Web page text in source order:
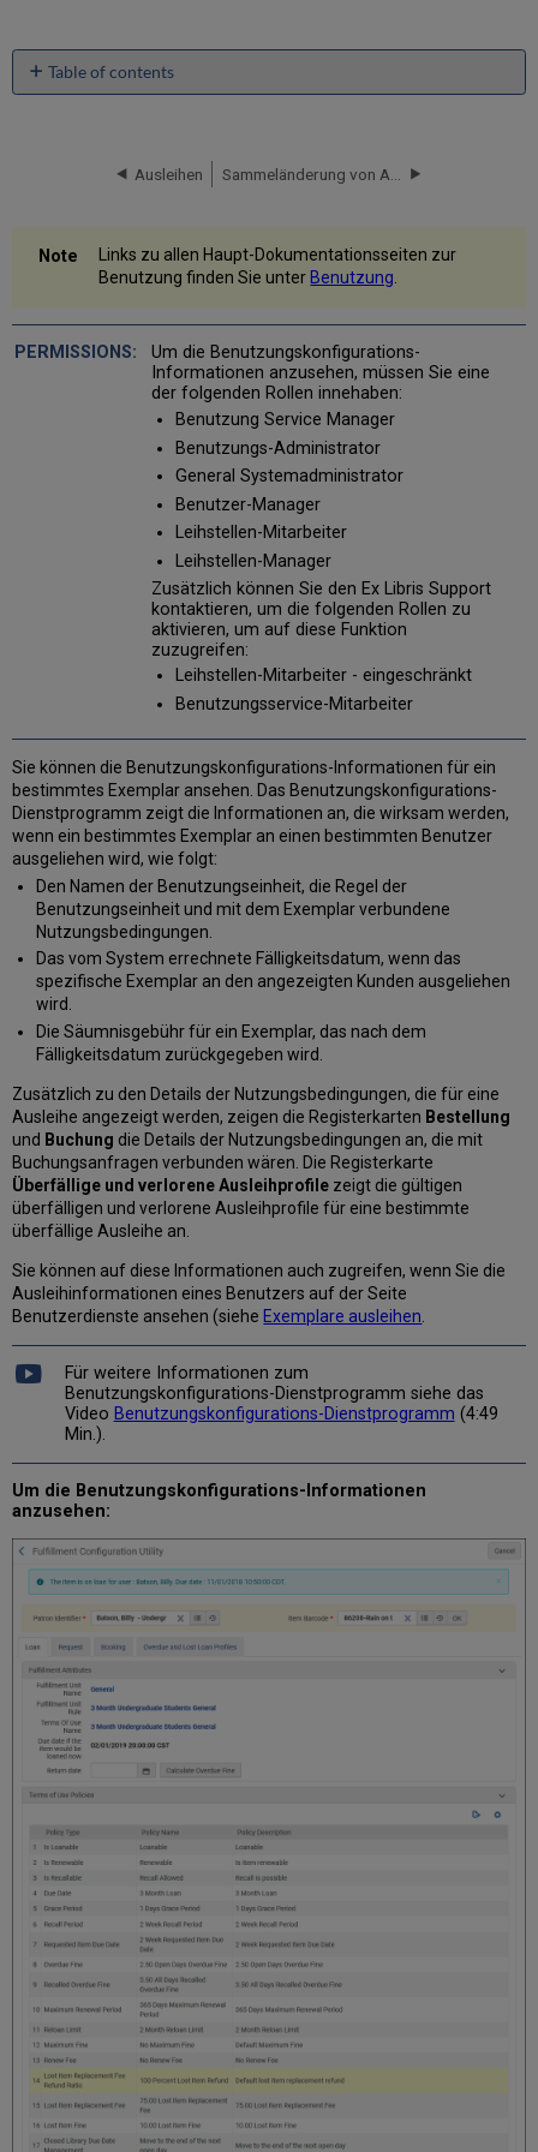
Table of contents
No
Ausleihen
Links zu allen Haupt-Dokumentationsseiten zur
Benutzung finden Sie unter Benutzung.
Um die Benutzungskonfigurations-
Informationen anzusehen, müssen Sie eine
der folgenden Rollen innehaben:
Benutzung Service Manager
Benutzungs-Administrator
General Systemadministrator
Benutzer-Manager
Leihstellen-Mitarbeiter
Leihstellen-Manager
Zusätzlich können Sie den Ex Libris Support
kontaktieren, um die folgenden Rollen zu
aktivieren, um auf diese Funktion
zuzugreifen:
Leihstellen-Mitarbeiter - eingeschränkt
Benutzungsservice-Mitarbeiter
Sie können die Benutzungskonfigurations-Informationen für ein
bestimmtes Exemplar ansehen. Das Benutzungskonfigurations-
Dienstprogramm zeigt die Informationen an, die wirksam werden,
wenn ein bestimmtes Exemplar an einen bestimmten Benutzer
ausgeliehen wird, wie folgt:
Den Namen der Benutzungseinheit, die Regel der
Benutzungseinheit und mit dem Exemplar verbundene
Nutzungsbedingungen.
Das vom System errechnete Fälligkeitsdatum, wenn das
spezifische Exemplar an den angezeigten Kunden ausgeliehen
wird.
Die Säumnisgebühr für ein Exemplar, das nach dem
Fälligkeitsdatum zurückgegeben wird.
Zusätzlich zu den Details der Nutzungsbedingungen, die für eine
Ausleihe angezeigt werden, zeigen die Registerkarten Bestellung
und Buchung die Details der Nutzungsbedingungen an, die mit
Buchungsanfragen verbunden wären. Die Registerkarte
Überfällige und verlorene Ausleihprofile zeigt die gültigen
überfälligen und verlorene Ausleihprofile für eine bestimmte
überfällige Ausleihe an.
Sie können auf diese Informationen auch zugreifen, wenn Sie die
Ausleihinformationen eines Benutzers auf der Seite
Benutzerdienste ansehen (siehe Exemplare ausleihen
Für weitere Informationen zum
Benutzungskonfigurations-Dienstprogramm siehe das
Video Benutzungskonfigurations-Dienstprogramm (4:49
Min.).
Um die Benutzungskonfigurations-Informationen
anzusehen: